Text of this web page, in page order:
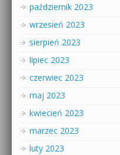
październik 2023
wrzesień 2023
sierpień 2023
lipiec 2023
czerwiec 2023
maj 2023
kwiecień 2023
marzec 2023
luty 2023